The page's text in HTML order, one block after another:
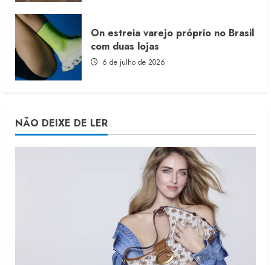
On estreia varejo próprio no Brasil
com duas lojas
6 de julho de 2026
NÃO DEIXE DE LER